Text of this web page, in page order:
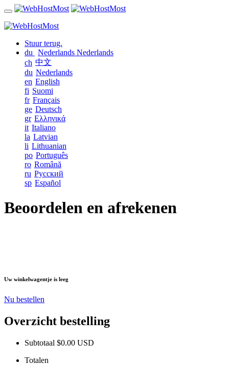
Stuur terug.
du
Nederlands Nederlands
ch 中文
du Nederlands
en English
fi Suomi
fr Français
ge Deutsch
gr Ελληνικά
it Italiano
la Latvian
li Lithuanian
po Português
ro Română
ru Русский
sp Español
Beoordelen en afrekenen
Uw winkelwagentje is leeg
Nu bestellen
Overzicht bestelling
Subtotaal $0.00 USD
Totalen